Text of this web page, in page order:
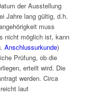
der Ausstellung
Jahre lang gültig, d.h.
muss
nicht möglich ist, kann
Anschlussurkunde)
Prüfung, ob die
erteilt wird. Die
werden. Circa
laut